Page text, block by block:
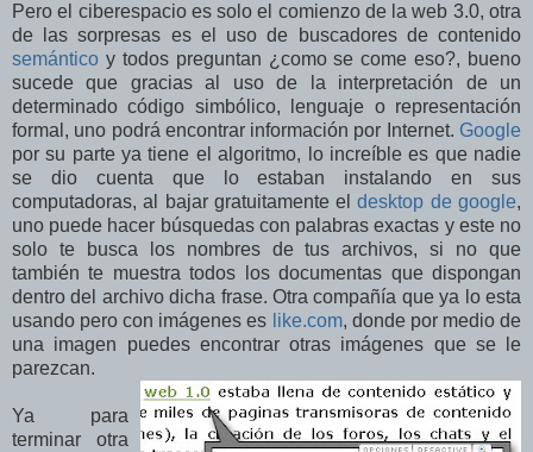
Pero el ciberespacio es solo el comienzo de la web 3.0, otra
de las sorpresas es el uso de buscadores de contenido
semántico y todos preguntan ¿como se come eso?, bueno
sucede que gracias al uso de la interpretación de un
determinado código simbólico, lenguaje o representación
formal, uno podrá encontrar información por Internet. Google
por su parte ya tiene el algoritmo, lo increíble es que nadie
se dio cuenta que lo estaban instalando en sus
computadoras, al bajar gratuitamente eldesktop de google,
uno puede hacer búsquedas con palabras exactas y este no
solo te busca los nombres de tus archivos, si no que
también te muestra todos los documentas que dispongan
dentro del archivo dicha frase. Otra compañía que ya lo esta
usando pero con imágenes es like.com, donde por medio de
una imagen puedes encontrar otras imágenes que se le
parezcan.
Ya para
terminar otra